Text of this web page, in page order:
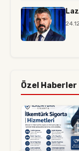
Özel Haberler